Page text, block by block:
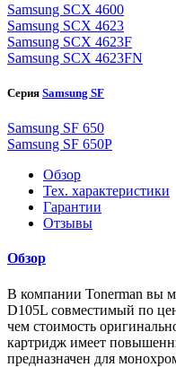
Samsung SCX 4600
Samsung SCX 4623
Samsung SCX 4623F
Samsung SCX 4623FN
Серия Samsung SF
Samsung SF 650
Samsung SF 650P
Обзор
Тех. характеристики
Гарантии
Отзывы
Обзор
В компании Tonerman вы
D105L совместимый по
чем стоимость
картридж имеет
предназначен для